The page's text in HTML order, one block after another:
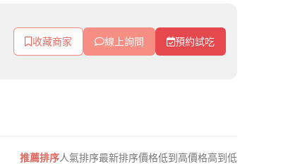
收藏商家 線上詢問 預約試吃
推薦排序人氣排序最新排序價格低到高價格高到低